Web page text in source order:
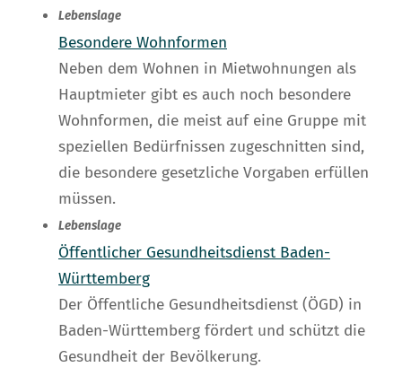
Lebenslage
Besondere Wohnformen
Neben dem Wohnen in Mietwohnungen als
Hauptmieter gibt es auch noch besondere
Wohnformen, die meist auf eine Gruppe mit
speziellen Bedürfnissen zugeschnitten sind,
die besondere gesetzliche Vorgaben erfüllen
müssen.
Lebenslage
Öffentlicher Gesundheitsdienst Baden-
Württemberg
Der Öffentliche Gesundheitsdienst (ÖGD) in
Baden-Württemberg fördert und schützt die
Gesundheit der Bevölkerung.